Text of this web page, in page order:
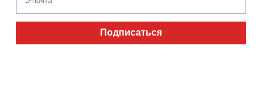
Подписаться